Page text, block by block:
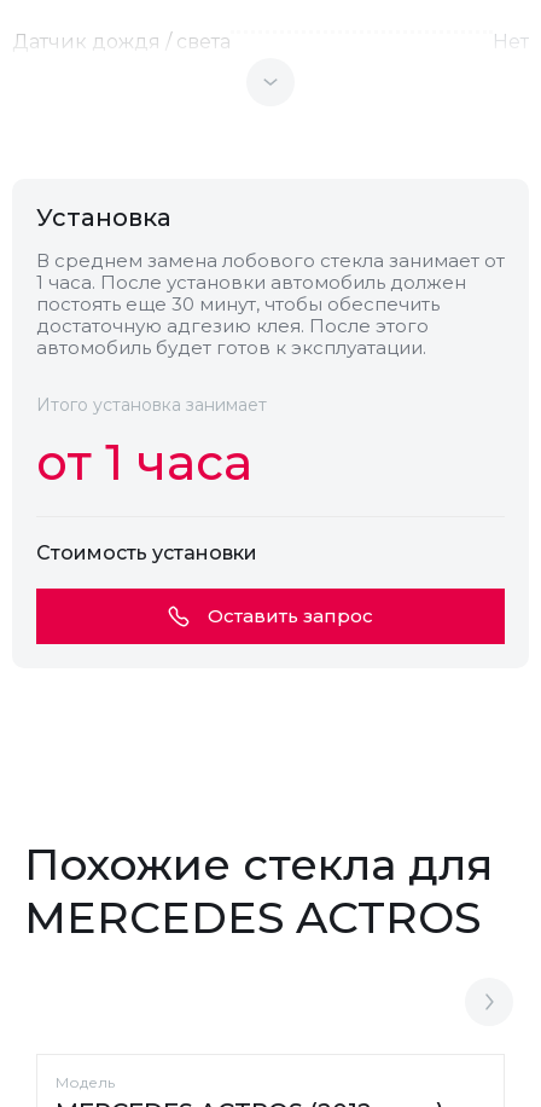
Датчик дождя / света Нет
Теплопоглощающее Нет
Обогрев
Камера
Установка
В среднем замена лобового стекла занимает от
1 часа. После установки автомобиль должен
постоять еще 30 минут, чтобы обеспечить
достаточную адгезию клея. После этого
автомобиль будет готов к эксплуатации.
Итого установка занимает
от 1 часа
Стоимость установки
Оставить запрос
Похожие стекла для
MERCEDES ACTROS
Модель